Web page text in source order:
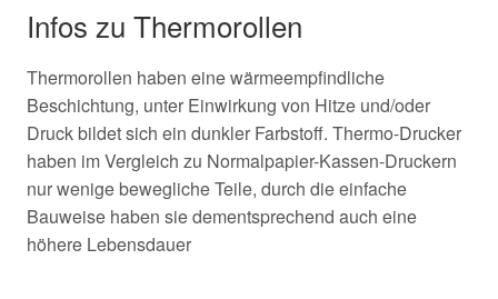
Infos zu Thermorollen
Thermorollen haben eine wärmeempfindliche
Beschichtung, unter Einwirkung von Hitze und/oder
Druck bildet sich ein dunkler Farbstoff. Thermo-Drucker
haben im Vergleich zu Normalpapier-Kassen-Druckern
nur wenige bewegliche Teile, durch die einfache
Bauweise haben sie dementsprechend auch eine
höhere Lebensdauer